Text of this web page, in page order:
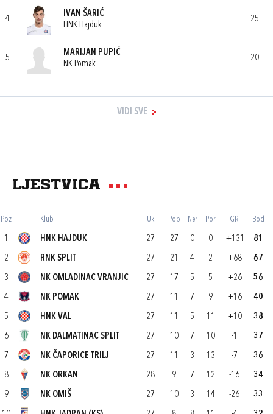
4
IVAN ŠARIĆ
HNK Hajduk
25
5
MARIJAN PUPIĆ
NK Pomak
20
VIDI SVE
Ljestvica
Poz Klub Uk Pob Ner Por GR Bod
1 HNK HAJDUK 27 27 0 0 +131 81
2 RNK SPLIT 27 21 4 2 +68 67
3 NK OMLADINAC VRANJIC 27 17 5 5 +26 56
4 NK POMAK 27 11 7 9 +16 40
5 HNK VAL 27 11 5 11 +10 38
6 NK DALMATINAC SPLIT 27 10 7 10 -1 37
7 NK ČAPORICE TRILJ 27 11 3 13 -7 36
8 NK ORKAN 28 9 7 12 -16 34
9 NK OMIŠ 27 10 3 14 -26 33